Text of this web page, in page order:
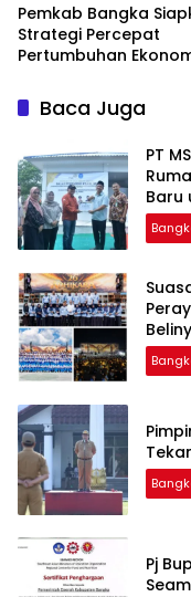
Pemkab Bangka
Strategi Percepat
Pertumbuhan
Baca Juga
‎PT
Baru
Pj